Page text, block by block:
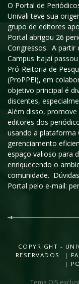
O Portal de
Univali teve sua
grupo de editores
Portal abrigou 26
Congressos. A partir
Campus Itajaí
Pró-Reitoria de
(ProPPEI), em
objetivo principal é
discentes,
Além disso,
editores dos
usando a plataforma
gerenciamento
espaço valioso para
enriquecendo o
comunidade.
Portal pelo e-mail:
COPYRIGHT -
RESERVADOS |
|